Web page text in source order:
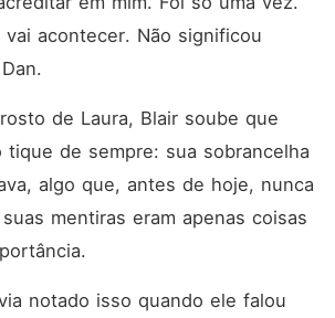
vai acontecer. Não significou
de Laura, Blair soube que
tique de sempre: sua sobrancelha
algo que, antes de hoje, nunca
mentiras eram apenas coisas
notado isso quando ele falou